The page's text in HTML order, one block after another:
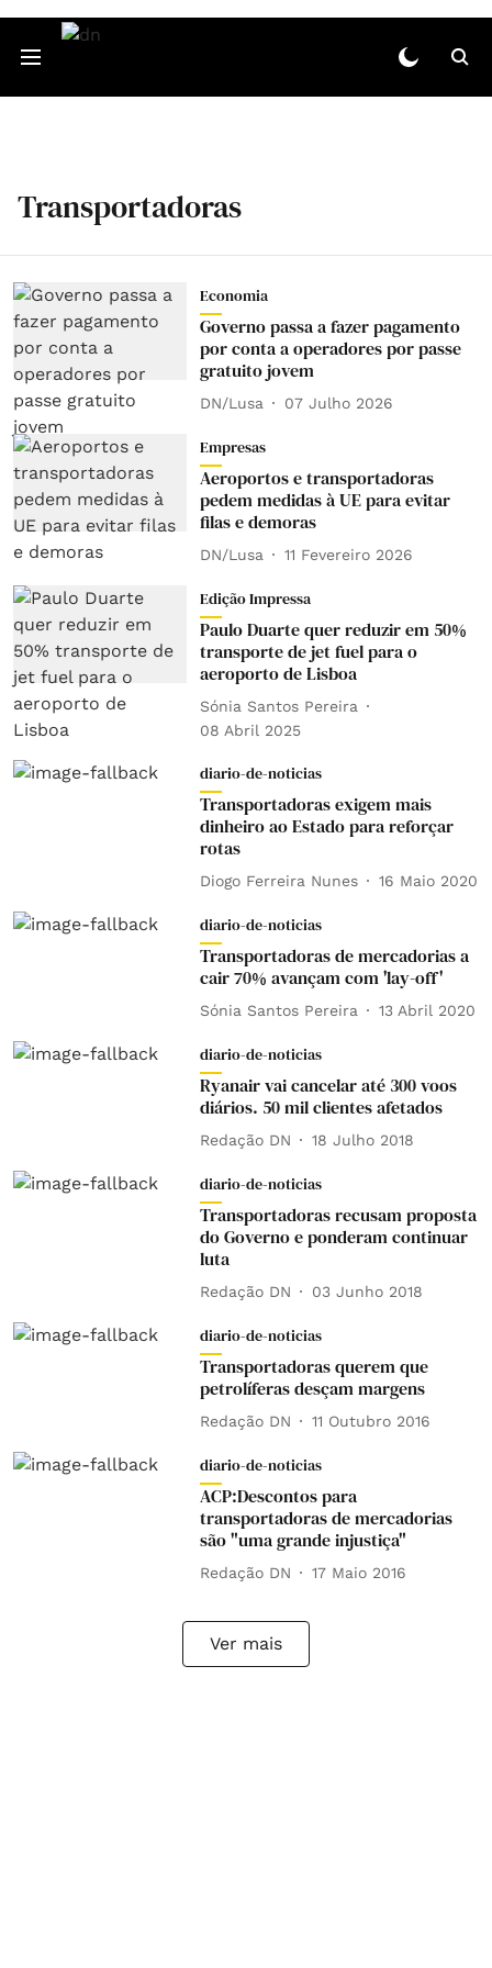
Transportadoras
Economia
Governo passa a fazer pagamento
por conta a operadores por passe
gratuito jovem
DN/Lusa 07 Julho 2026
Empresas
Aeroportos e transportadoras
pedem medidas à UE para evitar
filas e demoras
DN/Lusa 11 Fevereiro 2026
Edição Impressa
Paulo Duarte quer reduzir em 50%
transporte de jet fuel para o
aeroporto de Lisboa
Sónia Santos Pereira
08 Abril 2025
diario-de-noticias
Transportadoras exigem mais
dinheiro ao Estado para reforçar
rotas
Diogo Ferreira Nunes 16 Maio 2020
diario-de-noticias
Transportadoras de mercadorias a
cair 70% avançam com 'lay-off'
Sónia Santos Pereira 13 Abril 2020
diario-de-noticias
Ryanair vai cancelar até 300 voos
diários. 50 mil clientes afetados
Redação DN 18 Julho 2018
diario-de-noticias
Transportadoras recusam proposta
do Governo e ponderam continuar
luta
Redação DN 03 Junho 2018
diario-de-noticias
Transportadoras querem que
petrolíferas desçam margens
Redação DN 11 Outubro 2016
diario-de-noticias
ACP:Descontos para
transportadoras de mercadorias
são "uma grande injustiça"
Redação DN 17 Maio 2016
Ver mais